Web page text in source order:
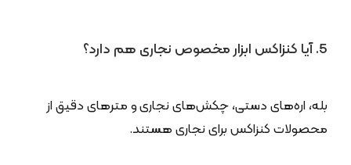
5. آیا کنزاکس ابزار مخصوص نجاری هم دارد؟
بله، اره‌های دستی، چکش‌های نجاری و مترهای دقیق از
محصولات کنزاکس برای نجاری هستند.